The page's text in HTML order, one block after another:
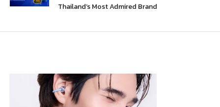
Thailand’s Most Admired Brand